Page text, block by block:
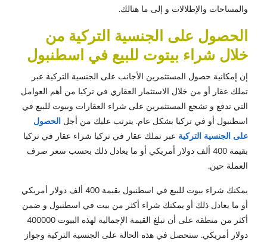
والمساحات والإطلالات و إلى ما هنالك.
الحصول على الجنسية التركية من
خلال شراء بيتوت للبيع في اسطنبول
إن إمكانية حصول المستثمرين الأجانب على الجنسية التركية عبر
تملك عقار أو من خلال الاستثمار العقاري في تركيا من أهم العوامل
التي تدفع و تشجع المستثمرين على شراء العقارات وبيوت للبيع في
اسطنبول أو في تركيا بشكل عام. يترتب عليك من أجل الحصول
على الجنسية التركية عبر تملك عقار في تركيا شراء عقار في تركيا
بقيمة 400 ألف دولار أمريكي أو ما يعادل ذلك بحسب سعر صرف
العملة حين.
يمكنك شراء بيوت للبيع في اسطنبول بقيمة 400 ألف دولار أمريكي
أو ما يعادل ذلك أو يمكنك شراء أكثر من بيت في اسطنبول و ضمن
أكثر من منطقة على أن تبلغ القيمة الإجمالية لهذه البيوت 400000
دولار أمريكي. ستحصل في هذه الحالة على الجنسية التركية وجواز